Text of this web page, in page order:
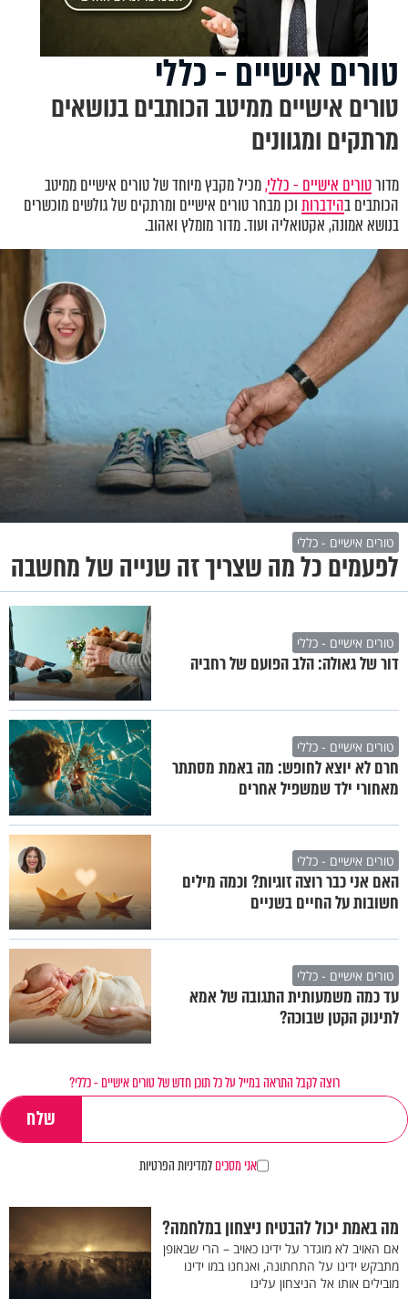
טורים אישיים - כללי
טורים אישיים ממיטב הכותבים בנושאים
מרתקים ומגוונים
מדורטורים אישיים - כללי,מכיל מקבץ מיוחד של טורים אישיים ממיטב
הכותבים בהידברותוכן מבחר טורים אישיים ומרתקים של גולשים מוכשרים
בנושא אמונה, אקטואליה ועוד. מדור מומלץ ואהוב.
טורים אישיים - כללי
לפעמים כל מה שצריך זה שנייה של מחשבה
טורים אישיים - כללי
דור של גאולה: הלב הפועם של רחביה
טורים אישיים - כללי
חרם לא יוצא לחופש: מה באמת מסתתר
מאחורי ילד שמשפיל אחרים
טורים אישיים - כללי
האם אני כבר רוצה זוגיות? וכמה מילים
חשובות על החיים בשניים
טורים אישיים - כללי
עד כמה משמעותית התגובה של אמא
לתינוק הקטן שבוכה?
רוצה לקבל התראה במייל על כל תוכן חדש של טורים אישיים - כללי?
אני מסכיםלמדיניות הפרטיות
מה באמת יכול להבטיח ניצחון במלחמה?
אם האויב לא מוגדר על ידינו כאויב – הרי שבאופן
מתבקש ידינו על התחתונה, ואנחנו במו ידינו
מובילים אותו אל הניצחון עלינו